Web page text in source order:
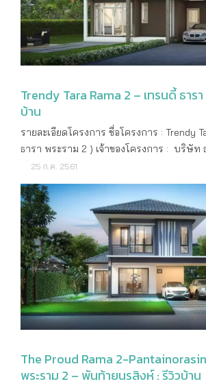
Infographic
ข่าวโปรโมชั่น
Trendy Tara Rama 2 – เทรนดี้ ธารา
บ้าน
รายละเอียดโครงการ ชื่อโครงการ : Trendy
ธารา พระราม 2 ) เจ้าของโครงการ : บริษัท
จำกัด ที่ตั้งโครงการ : ซ.อนามัยงามเจริญ 11 ถ
แขวงท่าข้าม เขตบางขุนเทียน กทม. พื้นที่โคร
ไร่ ลักษณะโครงการ : บ้านเดี่ยว 2 ชั้น จำน
ขนาดบ้าน : - แบบบ้าน NOVA ขนาด 2 ห้องนอน 2 ห้องน้ำ 2 ที่
จอดรถ พื้นที่ใช้สอย 136 ตร.ม. - แบบบ้าน
2 ห้องน้ำ 2 ที่จอดรถ พื้นที่ใช้สอย 140 ตร.ม.
(C3) ขนาด 3 ห้องนอน 4 ห้องน้ำ 2 ที่จอดรถ
ตร.ม. - แบบบ้าน MOTIF (C3) ขนาด 3 ห้อง
จอดรถ พื้นที่ใช้สอย 207 ตร.ม. - แบบบ้าน
นอน 5 ห้องน้ำ 2 ที่จอดรถ พื้นที่ใช้สอย 268
PRIMA (C2) ขนาด 3 ห้องนอน 5 ห้องน้ำ 2
ระบบรักษาความปลอดภัยตลอด 24 ชม. ราคา : เริ่มต้น
6,490,000 บาท ค่าส่วนกลาง : 25 บาท/ตร.
25 ก.ค. 2561
The Proud Rama 2-
พระราม 2 – พันท้ายนรสิงห์ : รีวิวบ้าน